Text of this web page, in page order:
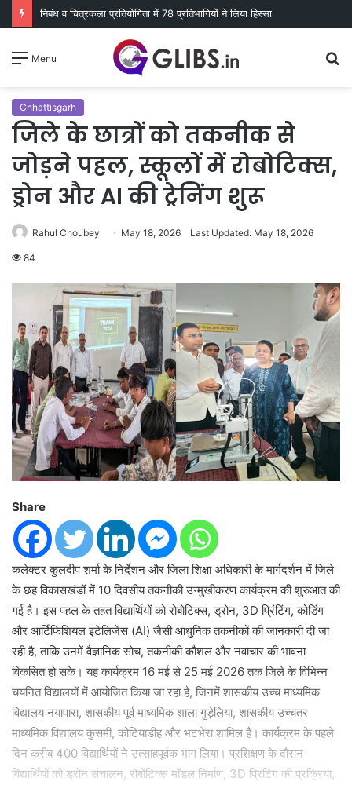
निबंध व चित्रकला प्रतियोगिता में 78 प्रतिभागियों ने लिया हिस्सा
Menu
Chhattisgarh
जिले के छात्रों को तकनीक से
जोड़ने पहल, स्कूलों में रोबोटिक्स,
ड्रोन और AI की ट्रेनिंग शुरू
Rahul Choubey May 18, 2026 Last Updated: May 18, 2026
84
Share
कलेक्टर कुलदीप शर्मा के निर्देशन और जिला शिक्षा अधिकारी के मार्गदर्शन में जिले
के छह विकासखंडों में 10 दिवसीय तकनीकी उन्मुखीकरण कार्यक्रम की शुरुआत की
गई है। इस पहल के तहत विद्यार्थियों को रोबोटिक्स, ड्रोन, 3D प्रिंटिंग, कोडिंग
और आर्टिफिशियल इंटेलिजेंस (AI) जैसी आधुनिक तकनीकों की जानकारी दी जा
रही है, ताकि उनमें वैज्ञानिक सोच, तकनीकी कौशल और नवाचार की भावना
विकसित हो सके। यह कार्यक्रम 16 मई से 25 मई 2026 तक जिले के विभिन्न
चयनित विद्यालयों में आयोजित किया जा रहा है, जिनमें शासकीय उच्च माध्यमिक
विद्यालय नयापारा, शासकीय पूर्व माध्यमिक शाला गुड़ेलिया, शासकीय उच्चतर
माध्यमिक विद्यालय कुसमी, कोटियाडीह और भटभेरा शामिल हैं। कार्यक्रम के पहले
दिन करीब 400 विद्यार्थियों ने उत्साहपूर्वक भाग लिया। प्रशिक्षण के दौरान
विद्यार्थियों को ड्रोन संचालन, रोबोटिक्स मॉडल निर्माण, 3D प्रिंटिंग की प्रक्रिया,